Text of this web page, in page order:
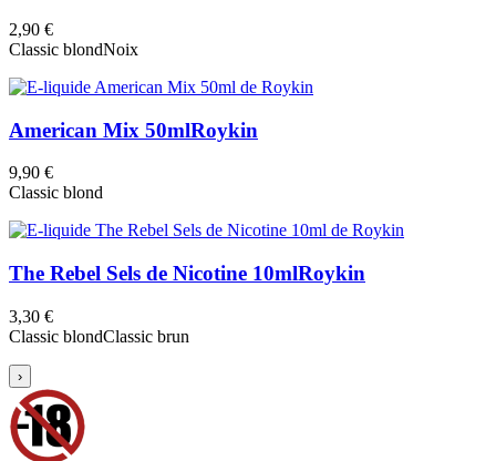
2,90 €
Classic blondNoix
American Mix 50mlRoykin
9,90 €
Classic blond
The Rebel Sels de Nicotine 10mlRoykin
3,30 €
Classic blondClassic brun
›